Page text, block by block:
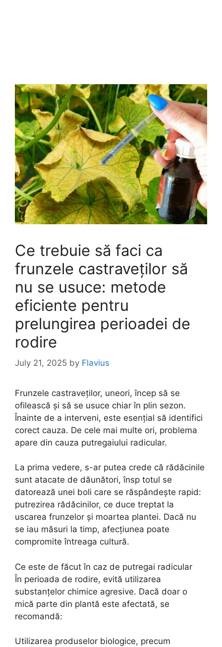
Ce trebuie să faci ca
frunzele castraveților să
nu se usuce: metode
eficiente pentru
prelungirea perioadei de
rodire
July 21, 2025 by Flavius
Frunzele castraveților, uneori, încep să se
ofilească și să se usuce chiar în plin sezon.
Înainte de a interveni, este esențial să identifici
corect cauza. De cele mai multe ori, problema
apare din cauza putregaiului radicular.
La prima vedere, s-ar putea crede că rădăcinile
sunt atacate de dăunători, însp totul se
datorează unei boli care se răspândește rapid:
putrezirea rădăcinilor, ce duce treptat la
uscarea frunzelor și moartea plantei. Dacă nu
se iau măsuri la timp, afecțiunea poate
compromite întreaga cultură.
Ce este de făcut în caz de putregai radicular
În perioada de rodire, evită utilizarea
substanțelor chimice agresive. Dacă doar o
mică parte din plantă este afectată, se
recomandă:
Utilizarea produselor biologice, precum